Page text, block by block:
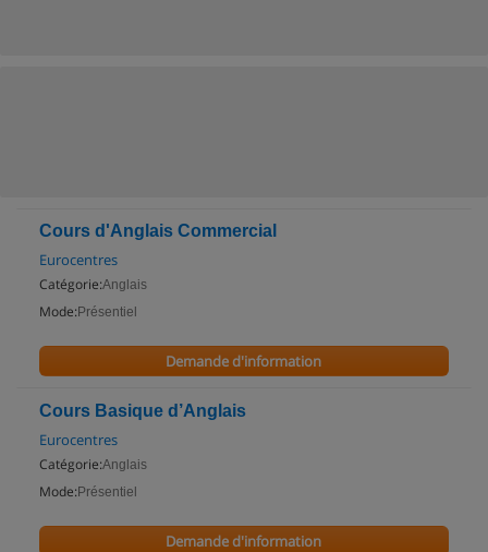
Cours d'Anglais Commercial
Eurocentres
Catégorie:Anglais
Mode: Présentiel
Demande d'information
Cours Basique d’Anglais
Eurocentres
Catégorie:Anglais
Mode: Présentiel
Demande d'information